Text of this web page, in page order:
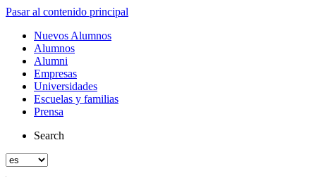
Pasar al contenido principal
Nuevos Alumnos
Alumnos
Alumni
Empresas
Universidades
Escuelas y familias
Prensa
Search